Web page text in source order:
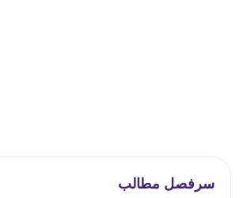
سرفصل مطالب